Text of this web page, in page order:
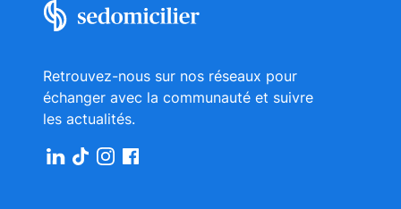
Retrouvez-nous sur nos réseaux pour
échanger avec la communauté et suivre
les actualités.